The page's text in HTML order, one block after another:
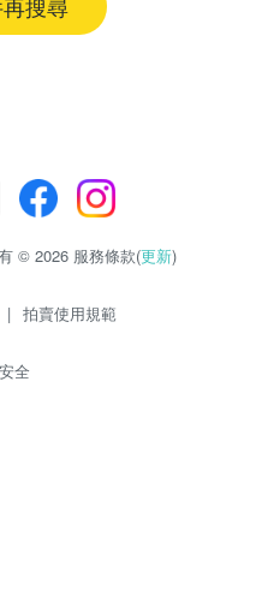
© 2026 服務條款(更新)
| 拍賣使用規範
全